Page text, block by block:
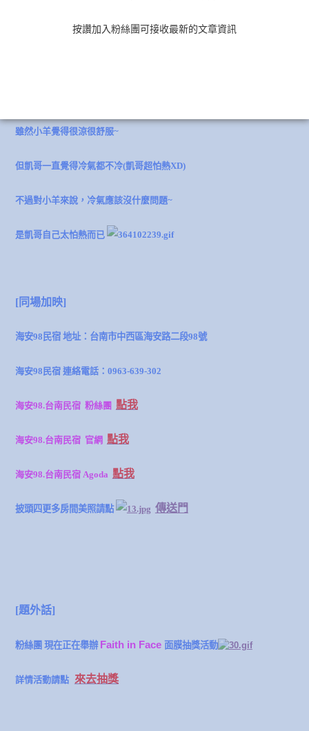
而且重點是打掃的非常乾淨!!!!
雖然小羊覺得很涼很舒服~
但凱哥一直覺得冷氣都不冷(凱哥超怕熱XD)
不過對小羊來說，冷氣應該沒什麼問題~
是凱哥自己太怕熱而已
[同場加映]
海安98民宿 地址：台南市中西區海安路二段98號
海安98民宿 連絡電話：0963-639-302
海安98.台南民宿 粉絲團 點我
海安98.台南民宿 官網 點我
海安98.台南民宿 Agoda 點我
披頭四更多房間美照請點 傳送門
[題外話]
粉絲團 現在正在舉辦 Faith in Face 面膜抽獎活動
詳情活動請點 來去抽獎
按讚加入粉絲團可接收最新的文章資訊